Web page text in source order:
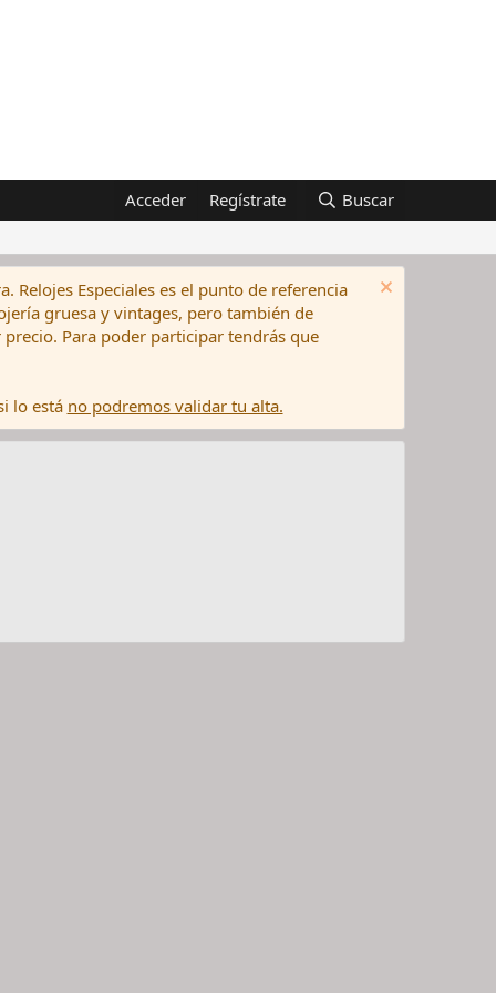
Acceder Regístrate Buscar
Relojes Especiales es el punto de referencia
gruesa y vintages, pero también de
Para poder participar tendrás que
lo está no podremos validar tu alta.